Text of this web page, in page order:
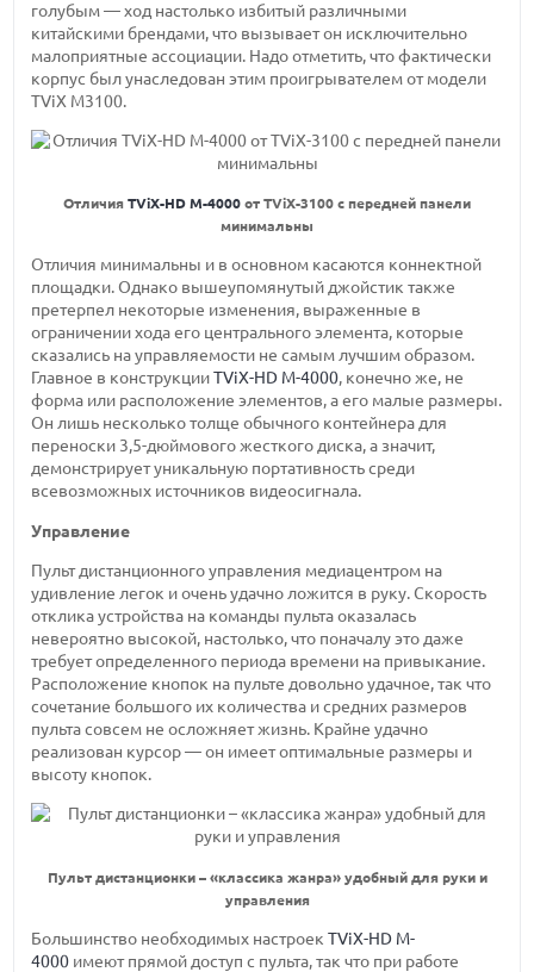
голубым — ход настолько избитый различными
китайскими брендами, что вызывает он исключительно
малоприятные ассоциации. Надо отметить, что фактически
корпус был унаследован этим проигрывателем от модели
TViX М3100.
Отличия TViX-HD M-4000 от TViX-3100 с передней панели
минимальны
Отличия минимальны и в основном касаются коннектной
площадки. Однако вышеупомянутый джойстик также
претерпел некоторые изменения, выраженные в
ограничении хода его центрального элемента, которые
сказались на управляемости не самым лучшим образом.
Главное в конструкцииTViX-HD M-4000, конечно же, не
форма или расположение элементов, а его малые размеры.
Он лишь несколько толще обычного контейнера для
переноски 3,5-дюймового жесткого диска, а значит,
демонстрирует уникальную портативность среди
всевозможных источников видеосигнала.
Управление
Пульт дистанционного управления медиацентром на
удивление легок и очень удачно ложится в руку. Скорость
отклика устройства на команды пульта оказалась
невероятно высокой, настолько, что поначалу это даже
требует определенного периода времени на привыкание.
Расположение кнопок на пульте довольно удачное, так что
сочетание большого их количества и средних размеров
пульта совсем не осложняет жизнь. Крайне удачно
реализован курсор — он имеет оптимальные размеры и
высоту кнопок.
Пульт дистанционки – «классика жанра» удобный для руки и
управления
Большинство необходимых настроекTViX-HD M-
4000 имеют прямой доступ с пульта, так что при работе